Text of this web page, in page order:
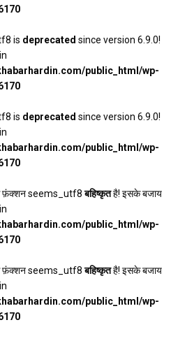
is deprecated since version 6.9.0!
public_html/wp-
is deprecated since version 6.9.0!
public_html/wp-
फ़ंक्शन seems_utf8बहिष्कृतहै! इसके बजाय
public_html/wp-
फ़ंक्शन seems_utf8बहिष्कृतहै! इसके बजाय
public_html/wp-